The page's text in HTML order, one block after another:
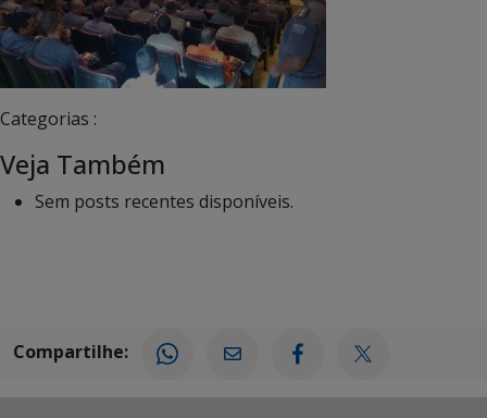
Categorias :
Veja Também
Sem posts recentes disponíveis.
Compartilhe: